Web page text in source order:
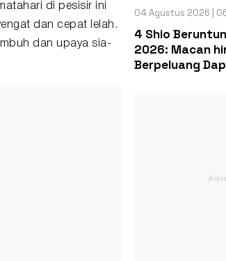
di pesisir ini
dan cepat lelah.
dan upaya sia-
04 Agustus 2026 |
4 Shio
2026: Macan
Berpeluang